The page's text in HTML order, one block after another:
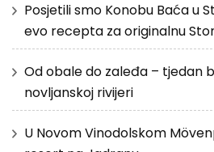
Posjetili smo Konobu Baća u
evo recepta za originalnu
Od obale do zaleđa – tjedan
novljanskoj rivijeri
U Novom Vinodolskom